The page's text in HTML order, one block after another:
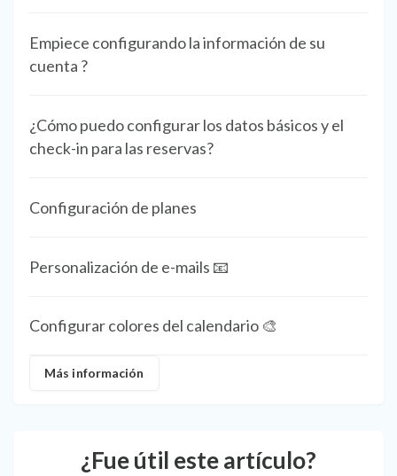
Empiece configurando la información de su
cuenta ?
¿Cómo puedo configurar los datos básicos y el
check-in para las reservas?
Configuración de planes
Personalización de e-mails 📧
Configurar colores del calendario 🎨
Más información
¿Fue útil este artículo?